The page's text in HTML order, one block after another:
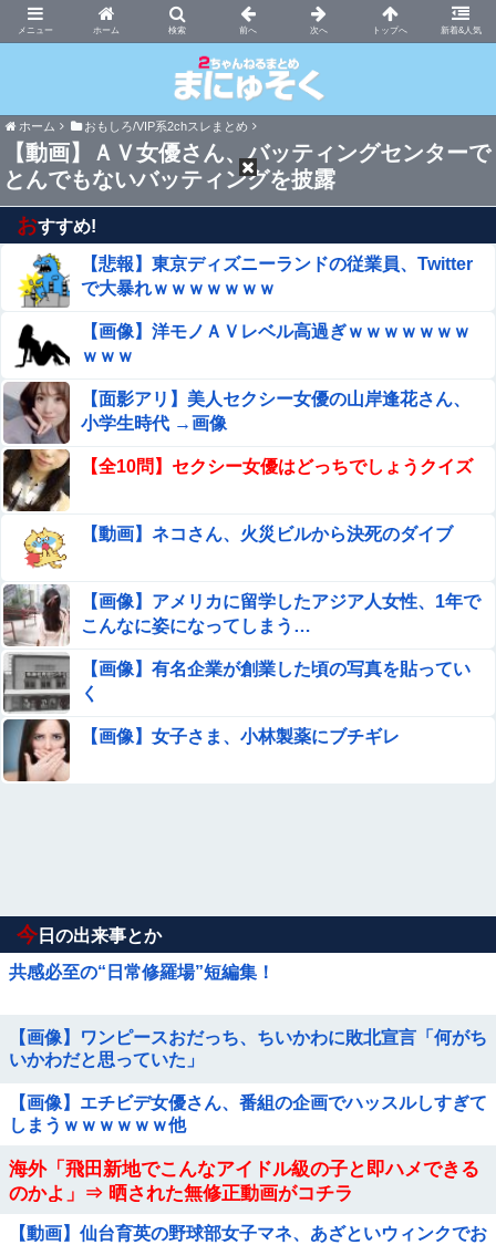
ホーム 新着&人気
まにゅそく 2chまとめニュース速報VIP
ホーム おもしろ/VIP系2chスレまとめ
【動画】ＡＶ女優さん、バッティングセンターで
とんでもないバッティングを披露
おすすめ!
【悲報】東京ディズニーランドの従業員、Twitter
で大暴れｗｗｗｗｗｗｗ
【画像】洋モノＡＶレベル高過ぎｗｗｗｗｗｗｗ
ｗｗｗ
【面影アリ】美人セクシー女優の山岸逢花さん、
小学生時代 →画像
【全10問】セクシー女優はどっちでしょうクイズ
【動画】ネコさん、火災ビルから決死のダイブ
【画像】アメリカに留学したアジア人女性、1年で
こんなに姿になってしまう…
【画像】有名企業が創業した頃の写真を貼ってい
く
【画像】女子さま、小林製薬にブチギレ
今 日の出来事とか
共感必至の“日常修羅場”短編集！
【画像】ワンピースおだっち、ちいかわに敗北宣言「何がち
いかわだと思っていた」
【画像】エチビデ女優さん、番組の企画でハッスルしすぎて
しまうｗｗｗｗｗｗ他
海外「飛田新地でこんなアイドル級の子と即ハメできる
のかよ」⇒ 晒された無修正動画がコチラ
【動画】仙台育英の野球部女子マネ、あざといウィンクでお